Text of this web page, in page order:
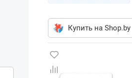
Купить на Shop.by